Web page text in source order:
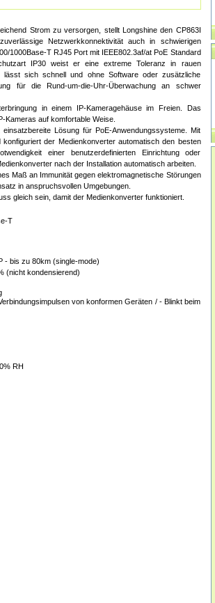
Strom zu versorgen, stellt Longshine den CP863I
Netzwerkkonnektivität auch in schwierigen
1000Base-T RJ45 Port mit IEEE802.3af/at PoE Standard
IP30 weist er eine extreme Toleranz in rauen
lässt sich schnell und ohne Software oder zusätzliche
für die Rund-um-die-Uhr-Überwachung an schwer
in einem IP-Kameragehäuse im Freien. Das
Kameras auf komfortable Weise.
Lösung für PoE-Anwendungssysteme. Mit
der Medienkonverter automatisch den besten
einer benutzerdefinierten Einrichtung oder
nach der Installation automatisch arbeiten.
Maß an Immunität gegen elektromagnetische Störungen
in anspruchsvollen Umgebungen.
gleich sein, damit der Medienkonverter funktioniert.
T
- bis zu 80km (single-mode)
(nicht kondensierend)
von konformen Geräten / - Blinkt beim
RH